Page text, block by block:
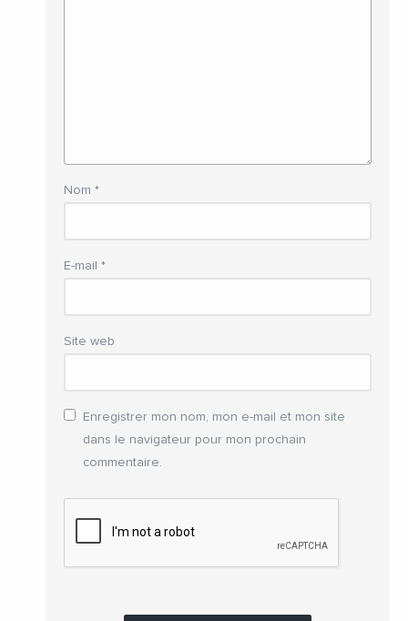
Nom *
E-mail *
Site web
Enregistrer mon nom, mon e-mail et mon site
dans le navigateur pour mon prochain
commentaire.